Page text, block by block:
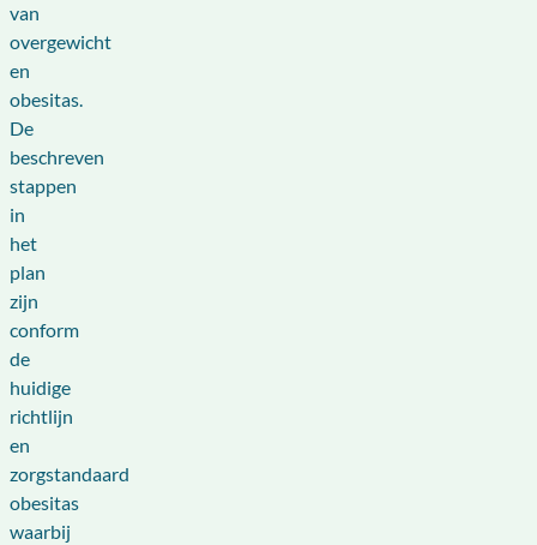
van
overgewicht
en
obesitas.
De
beschreven
stappen
in
het
plan
zijn
conform
de
huidige
richtlijn
en
zorgstandaard
obesitas
waarbij